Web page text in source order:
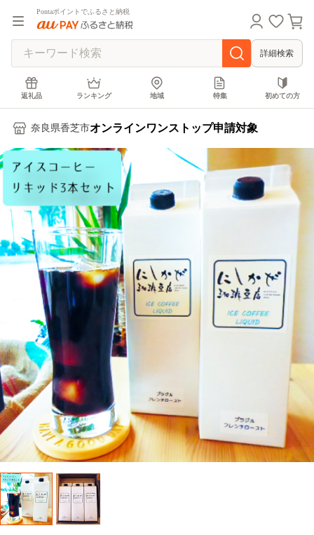
Pontaポイントでふるさと納税
詳細検索
返礼品 ランキング 地域 特集 初めての方
奈良県香芝市オンラインワンストップ申請対象